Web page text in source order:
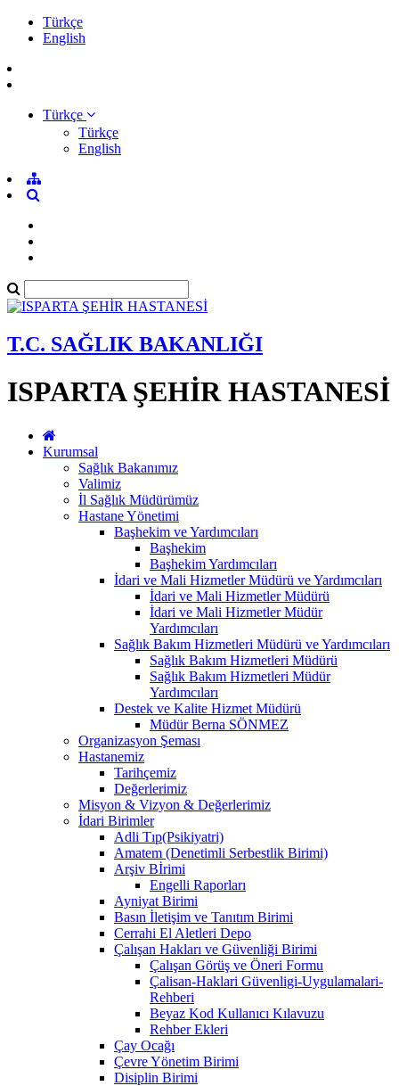
Türkçe
English
Türkçe
Türkçe
English
T.C. SAĞLIK BAKANLIĞI
ISPARTA ŞEHİR HASTANESİ
Kurumsal
Sağlık Bakanımız
Valimiz
İl Sağlık Müdürümüz
Hastane Yönetimi
Başhekim ve Yardımcıları
Başhekim
Başhekim Yardımcıları
İdari ve Mali Hizmetler Müdürü ve Yardımcıları
İdari ve Mali Hizmetler Müdürü
İdari ve Mali Hizmetler Müdür
Yardımcıları
Sağlık Bakım Hizmetleri Müdürü ve Yardımcıları
Sağlık Bakım Hizmetleri Müdürü
Sağlık Bakım Hizmetleri Müdür
Yardımcıları
Destek ve Kalite Hizmet Müdürü
Müdür Berna SÖNMEZ
Organizasyon Şeması
Hastanemiz
Tarihçemiz
Değerlerimiz
Misyon & Vizyon & Değerlerimiz
İdari Birimler
Adli Tıp(Psikiyatri)
Amatem (Denetimli Serbestlik Birimi)
Arşiv Bİrimi
Engelli Raporları
Ayniyat Birimi
Basın İletişim ve Tanıtım Birimi
Cerrahi El Aletleri Depo
Çalışan Hakları ve Güvenliği Birimi
Çalışan Görüş ve Öneri Formu
Çalisan-Haklari Güvenligi-Uygulamalari-
Rehberi
Beyaz Kod Kullanıcı Kılavuzu
Rehber Ekleri
Çay Ocağı
Çevre Yönetim Birimi
Disiplin Birimi